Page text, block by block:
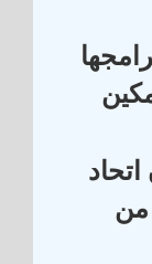
من